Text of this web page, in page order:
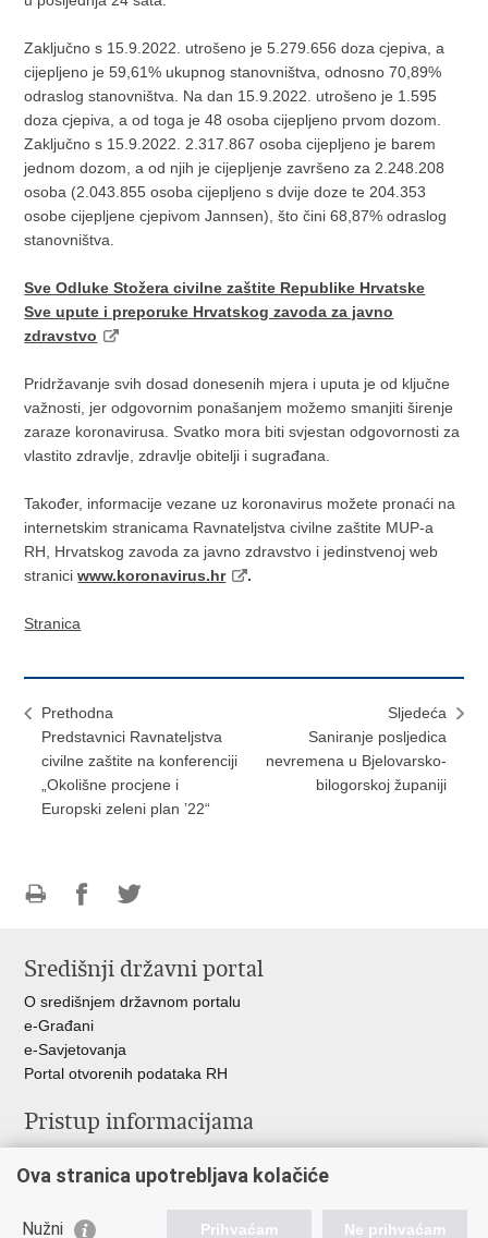
Zaključno s 15.9.2022. utrošeno je 5.279.656 doza cjepiva, a
cijepljeno je 59,61% ukupnog stanovništva, odnosno 70,89%
odraslog stanovništva. Na dan 15.9.2022. utrošeno je 1.595
doza cjepiva, a od toga je 48 osoba cijepljeno prvom dozom.
Zaključno s 15.9.2022. 2.317.867 osoba cijepljeno je barem
jednom dozom, a od njih je cijepljenje završeno za 2.248.208
osoba (2.043.855 osoba cijepljeno s dvije doze te 204.353
osobe cijepljene cjepivom Jannsen), što čini 68,87% odraslog
stanovništva.
Sve Odluke Stožera civilne zaštite Republike Hrvatske
Sve upute i preporuke Hrvatskog zavoda za javno
zdravstvo
Pridržavanje svih dosad donesenih mjera i uputa je od ključne
važnosti, jer odgovornim ponašanjem možemo smanjiti širenje
zaraze koronavirusa. Svatko mora biti svjestan odgovornosti za
vlastito zdravlje, zdravlje obitelji i sugrađana.
Također, informacije vezane uz koronavirus možete pronaći na
internetskim stranicama Ravnateljstva civilne zaštite MUP-a
RH, Hrvatskog zavoda za javno zdravstvo i jedinstvenoj web
stranici www.koronavirus.hr .
Stranica
Prethodna
Predstavnici Ravnateljstva
civilne zaštite na konferenciji
„Okolišne procjene i
Europski zeleni plan ’22“
Sljedeća
Saniranje posljedica
nevremena u Bjelovarsko-
bilogorskoj županiji
FacebookuTwitteru
Središnji državni portal
O središnjem državnom portalu
e-Građani
e-Savjetovanja
Portal otvorenih podataka RH
Pristup informacijama
Savjetovanje
Zapošljavanje
Ova stranica upotrebljava kolačiće
Nužni Prihvaćam Ne prihvaćam